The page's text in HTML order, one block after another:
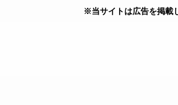
※当サイトは広告を掲載